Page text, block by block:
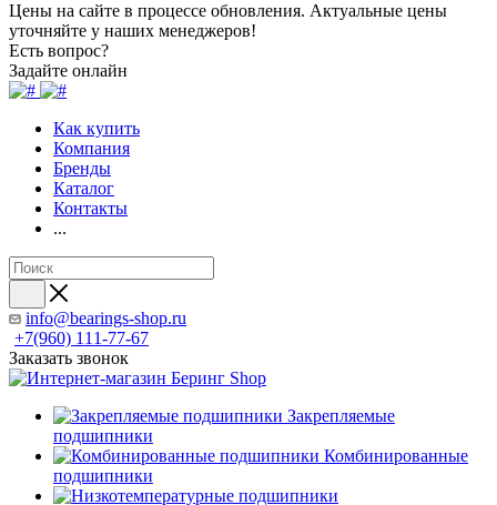
Цены на сайте в процессе обновления. Актуальные цены
уточняйте у наших менеджеров!
Есть вопрос?
Задайте онлайн
Как купить
Компания
Бренды
Каталог
Контакты
...
info@bearings-shop.ru
+7(960) 111-77-67
Заказать звонок
Закрепляемые
подшипники
Комбинированные
подшипники